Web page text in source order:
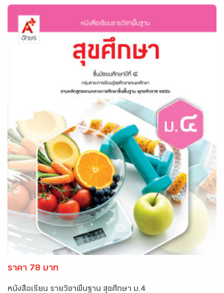
ราคา 78 บาท
หนังสือเรียน รายวิชาพื้นฐาน สุขศึกษา ม.4